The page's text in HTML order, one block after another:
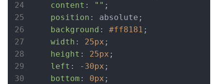
content : "" ;
position : absolute;
background : #ff8181 ;
width : 25px ;
height : 25px ;
left : - 30px ;
bottom : 0px ;